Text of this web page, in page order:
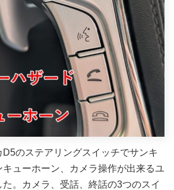
D5のステアリングスイッチでサンキ
キューホーン、カメラ操作が出来るユ
。カメラ、受話、終話の3つのスイ